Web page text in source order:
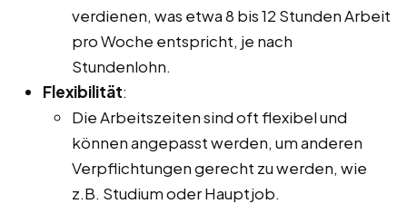
verdienen, was etwa 8 bis 12 Stunden Arbeit
pro Woche entspricht, je nach
Stundenlohn.
Flexibilität:
Die Arbeitszeiten sind oft flexibel und
können angepasst werden, um anderen
Verpflichtungen gerecht zu werden, wie
z.B. Studium oder Hauptjob.